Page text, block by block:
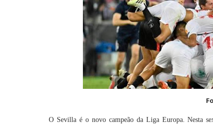
O Sevilla é o novo campeão da Liga Europa. Nesta